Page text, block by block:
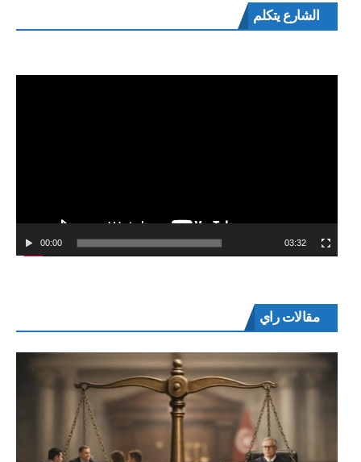
الشارع يتكلممشغل
00:00 03:32
مقالات راي